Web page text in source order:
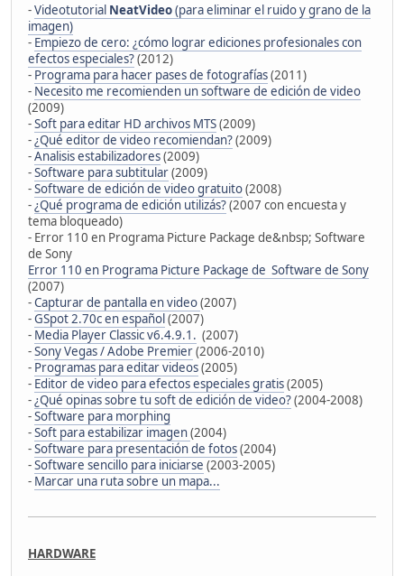
-Videotutorial NeatVideo(para eliminar el ruido y grano de la
imagen)
- Empiezo de cero: ¿cómo lograr ediciones profesionales con
efectos especiales?(2012)
- Programa para hacer pases de fotografías(2011)
- Necesito me recomienden un software de edición de video
(2009)
-Soft para editar HD archivos MTS(2009)
-¿Qué editor de video recomiendan?(2009)
-Analisis estabilizadores(2009)
-Software para subtitular(2009)
-Software de edición de video gratuito(2008)
-¿Qué programa de edición utilizás?(2007 con encuesta y
tema bloqueado)
- Error 110 en Programa Picture Package de&nbsp; Software
de Sony
Error 110 en Programa Picture Package de Software de Sony
(2007)
-Capturar de pantalla en video(2007)
-GSpot 2.70c en español(2007)
- Media Player Classic v6.4.9.1. (2007)
-Sony Vegas / Adobe Premier(2006-2010)
- Programas para editar videos(2005)
- Editor de video para efectos especiales gratis(2005)
-¿Qué opinas sobre tu soft de edición de video?(2004-2008)
-Software para morphing
-Soft para estabilizar imagen(2004)
-Software para presentación de fotos(2004)
-Software sencillo para iniciarse (2003-2005)
- Marcar una ruta sobre un mapa...
HARDWARE